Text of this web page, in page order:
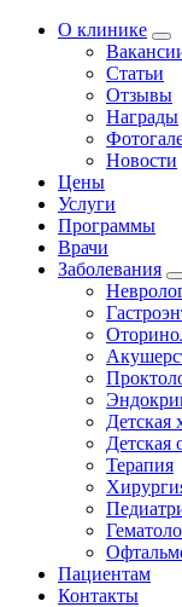
О клинике
Статьи
Отзывы
Награды
Новости
Цены
Услуги
Программы
Врачи
Заболевания
Детская
Детская
Терапия
Пациентам
Контакты